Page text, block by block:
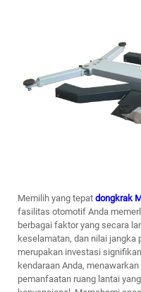
Memilih yang tepat dongkrak
fasilitas otomotif Anda
berbagai faktor yang secara
keselamatan, dan nilai
merupakan investasi
kendaraan Anda,
pemanfaatan ruang lantai